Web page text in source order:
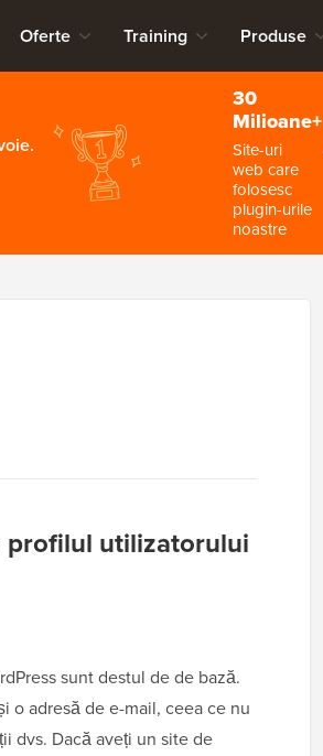
Oferte Training Produse
30
Milioane+
Site-uri
web care
folosesc
plugin-urile
noastre
profilul utilizatorului
sunt destul de de bază.
o adresă de e-mail, ceea ce nu
dvs. Dacă aveți un site de